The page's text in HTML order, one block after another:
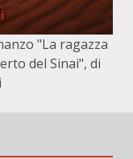
"La ragazza
del Sinai", di